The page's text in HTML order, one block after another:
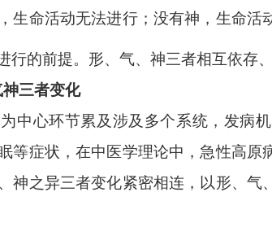
生命活动无法进行；没有神，生命
行的前提。形、气、神三者相互依存
三者变化
中心环节累及涉及多个系统，发病
等症状，在中医学理论中，急性高原
神之异三者变化紧密相连，以形、气